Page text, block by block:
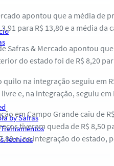
by Safras
Técnicos
apontou que a média de
para R$ 13,80 e a média da
Safras & Mercado apontou
do estado foi de R$ 8,20
quilo na integração seguiu em
e, na integração, seguiu em
em Campo Grande caiu de
tiveram queda de R$ 8,50
e, na integração do estado,